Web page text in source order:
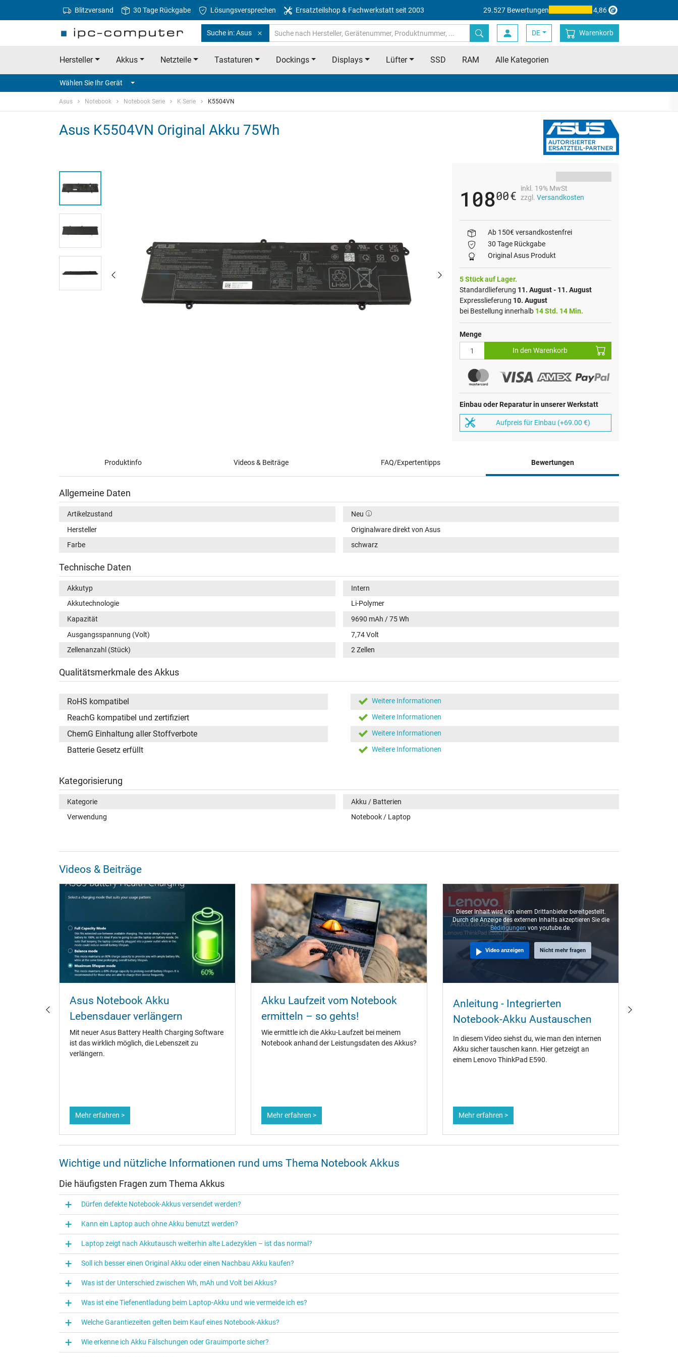
Blitzversand 30 Tage Rückgabe Lösungsversprechen Ersatzteilshop & Fachwerkstatt seit 2003 29.527 Bewertungen 4,86
Suche in: Asus DE Warenkorb
Hersteller Akkus Netzteile Tastaturen Dockings Displays Lüfter SSD RAM Alle Kategorien
Wählen Sie Ihr Gerät
Asus Notebook Notebook Serie K Serie K5504VN
Asus K5504VN Original Akku 75Wh
10800€
inkl. 19% MwSt
zzgl. Versandkosten
Ab 150€ versandkostenfrei
30 Tage Rückgabe
Original Asus Produkt
5 Stück auf Lager.
Standardlieferung 11. August - 11. August
Expresslieferung 10. August
bei Bestellung innerhalb 14 Std. 14 Min.
Menge
In den Warenkorb
Einbau oder Reparatur in unserer Werkstatt
Aufpreis für Einbau (+69.00 €)
Produktinfo Videos & Beiträge FAQ/Expertentipps Bewertungen
Allgemeine Daten
Artikelzustand
Neu
Hersteller
Originalware direkt von Asus
Farbe
schwarz
Technische Daten
Akkutyp
Intern
Akkutechnologie
Li-Polymer
Kapazität
9690 mAh / 75 Wh
Ausgangsspannung (Volt)
7,74 Volt
Zellenanzahl (Stück)
2 Zellen
Qualitätsmerkmale des Akkus
RoHS kompatibel Weitere Informationen
ReachG kompatibel und zertifiziert Weitere Informationen
ChemG Einhaltung aller Stoffverbote Weitere Informationen
Batterie Gesetz erfüllt Weitere Informationen
Kategorisierung
Kategorie
Akku / Batterien
Verwendung
Notebook / Laptop
Videos & Beiträge
Asus Notebook Akku
Lebensdauer verlängern
Mit neuer Asus Battery Health Charging Software
ist das wirklich möglich, die Lebenszeit zu
verlängern.
Mehr erfahren >
Akku Laufzeit vom Notebook
ermitteln – so gehts!
Wie ermittle ich die Akku-Laufzeit bei meinem
Notebook anhand der Leistungsdaten des Akkus?
Mehr erfahren >
Dieser Inhalt wird von einem Drittanbieter bereitgestellt.
Durch die Anzeige des externen Inhalts akzeptieren Sie die
Bedingungen von youtube.de.
Video anzeigen Nicht mehr fragen
Anleitung - Integrierten
Notebook-Akku Austauschen
In diesem Video siehst du, wie man den internen
Akku sicher tauschen kann. Hier getzeigt an
einem Lenovo ThinkPad E590.
Mehr erfahren >
Wichtige und nützliche Informationen rund ums Thema Notebook Akkus
Die häufigsten Fragen zum Thema Akkus
Dürfen defekte Notebook-Akkus versendet werden?
Kann ein Laptop auch ohne Akku benutzt werden?
Laptop zeigt nach Akkutausch weiterhin alte Ladezyklen – ist das normal?
Soll ich besser einen Original Akku oder einen Nachbau Akku kaufen?
Was ist der Unterschied zwischen Wh, mAh und Volt bei Akkus?
Was ist eine Tiefenentladung beim Laptop‑Akku und wie vermeide ich es?
Welche Garantiezeiten gelten beim Kauf eines Notebook-Akkus?
Wie erkenne ich Akku Fälschungen oder Grauimporte sicher?